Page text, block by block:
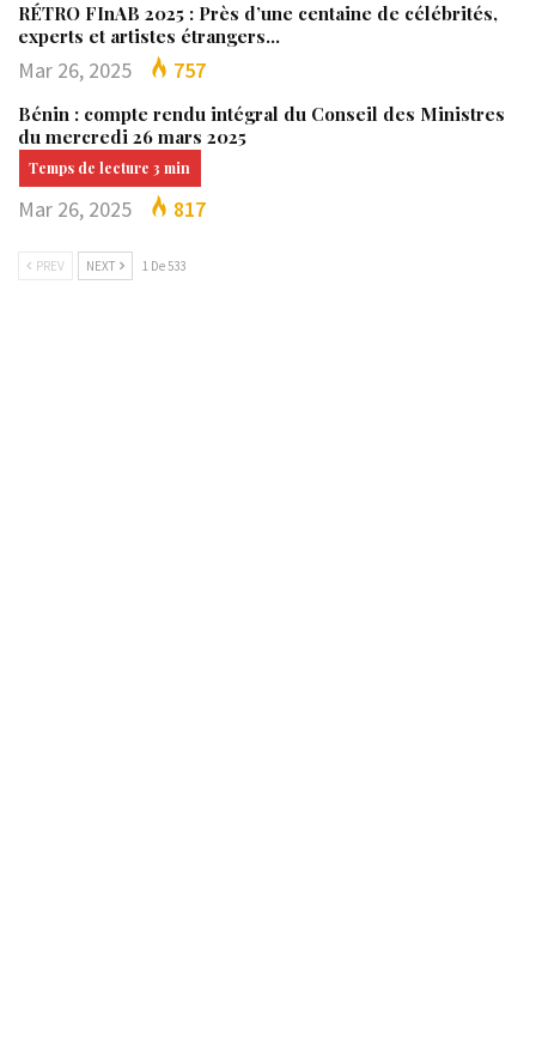
RÉTRO FInAB 2025 : Près d’une centaine de célébrités,
experts et artistes étrangers…
Mar 26, 2025 757
Bénin : compte rendu intégral du Conseil des Ministres
du mercredi 26 mars 2025
Mar 26, 2025 817
PREV NEXT 1 De 533